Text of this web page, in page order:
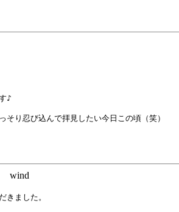
♪
そり忍び込んで拝見したい今日この頃（笑）
想 wind
きました。